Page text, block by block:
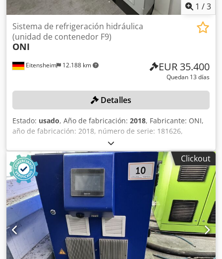
1 /3
Eitensheim 12.188 km
Sistema de refrigeración hidráulica
(unidad de contenedor F9)
ONI
EUR 35.400
Quedan 13 días
Detalles
Estado: usado, Año de fabricación: 2018, Fabricante: ONI,
año de fabricación: 2018, número de serie: 181626,
dimensiones del contenedor: 8.000 x 3.000 x 3.000 mm, 3
bombas, fabricante: KSB, modelo ETB (recuperación de
calor/refrigeración hidráulica/refrigeración por aire libre),
enfriador de aire libre de 500 kW (montaje en el techo), 10
ventiladores con sistema adiabático, L/A/A: 9.930 x 2.290 x
1.510 mm, tratamiento de agua con depósito de plástico
de 2 x 3.000 l, sistema de ablandamiento de agua, 7
unidades de recuperación de calor, modelo SW25,
potencia de calefacción: 25 kW, caudal de aire: 6.000 m³/h,
4 unidades con boquilla de cortina de aire para puerta, 2
unidades de calefacción de aire, modelo SW1 (zona de
oficinas), grupo de bombas y válvulas para el circuito de
Clickout